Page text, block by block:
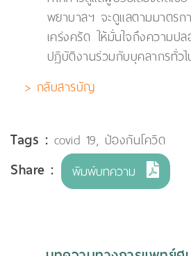
พยาบาลฯ จะดูแลตามมาตรก
เคร่งครัด ให้มั่นใจถึงความป
ปฏิบัติงานร่วมกับบุคลากรทั่ว
> กลับสารบัญ
Tags : covid 19, ป้องกันโควิด
Share : พิมพ์บทความ